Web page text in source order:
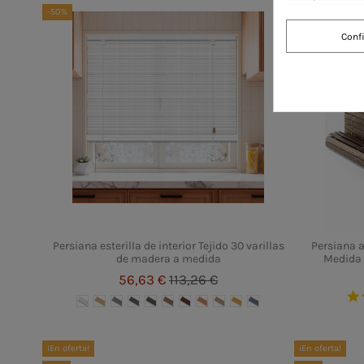
-50%
Persiana esterilla de interior Tejido 30 varillas
de madera a medida
56,63 € 113,26 €
Persiana
Medida
¡En oferta!
¡En oferta!